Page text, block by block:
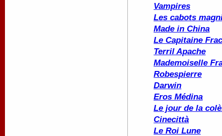
Vampires
Les cabots
Made in China
Le Capitaine
Terril Apache
Mademoiselle
Robespierre
Darwin
Eros Médina
Le jour de la
Cinecittà
Le Roi Lune